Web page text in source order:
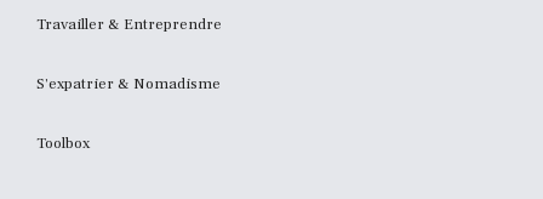
Travailler & Entreprendre
S'expatrier & Nomadisme
Toolbox